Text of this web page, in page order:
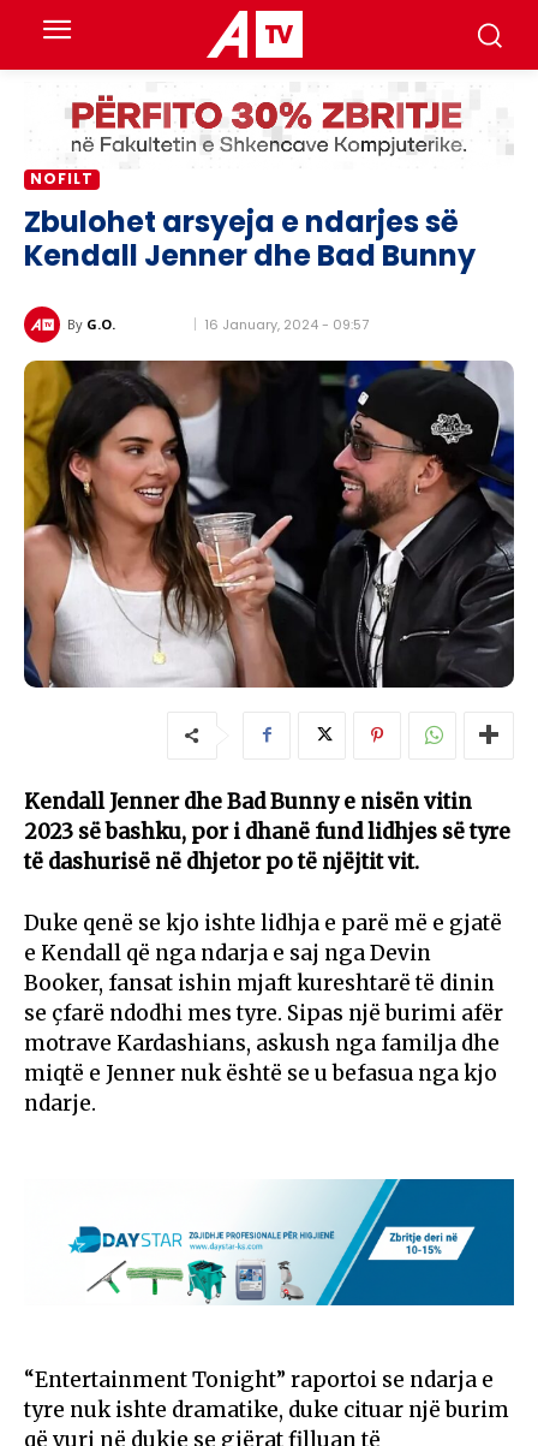
NOFILT
Zbulohet arsyeja e ndarjes së
Kendall Jenner dhe Bad Bunny
By G.O. 16 January, 2024 - 09:57
Kendall Jenner dhe Bad Bunny e nisën vitin
2023 së bashku, por i dhanë fund lidhjes së tyre
të dashurisë në dhjetor po të njëjtit vit.
Duke qenë se kjo ishte lidhja e parë më e gjatë
e Kendall që nga ndarja e saj nga Devin
Booker, fansat ishin mjaft kureshtarë të dinin
se çfarë ndodhi mes tyre. Sipas një burimi afër
motrave Kardashians, askush nga familja dhe
miqtë e Jenner nuk është se u befasua nga kjo
ndarje.
“Entertainment Tonight” raportoi se ndarja e
tyre nuk ishte dramatike, duke cituar një burim
që vuri në dukje se gjërat filluan të